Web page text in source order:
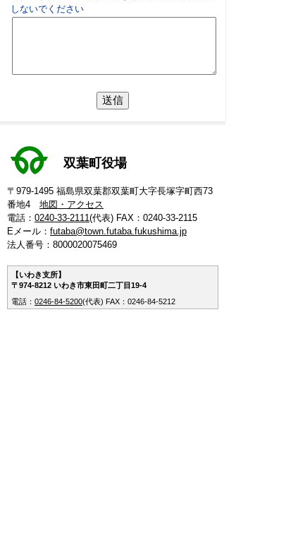
しないでください
双葉町役場
〒979-1495 福島県双葉郡双葉町大字長塚字町西73
番地4 地図・アクセス
電話： 0240-33-2111(代表) FAX：0240-33-2115
Eメール： futaba@town.futaba.fukushima.jp
法人番号：8000020075469
【いわき支所】
〒974-8212 いわき市東田町二丁目19-4
電話： 0246-84-5200(代表) FAX：0246-84-5212